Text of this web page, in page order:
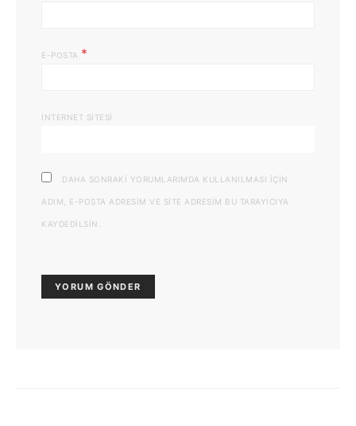
E-POSTA *
İNTERNET SITESI
DAHA SONRAKI YORUMLARIMDA KULLANILMASI IÇIN
ADIM, E-POSTA ADRESIM VE SITE ADRESIM BU TARAYICIYA
KAYDEDILSIN.